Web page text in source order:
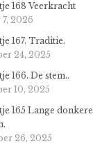
168 Veerkracht
2026
167. Traditie.
24, 2025
166. De stem..
10, 2025
165 Lange donkere
26, 2025